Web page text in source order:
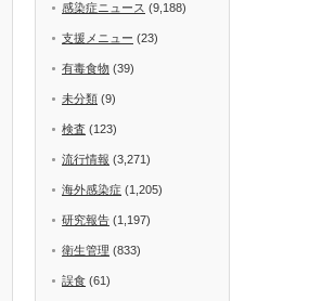
感染症ニュース (9,188)
支援メニュー (23)
有毒食物 (39)
未分類 (9)
検査 (123)
流行情報 (3,271)
海外感染症 (1,205)
研究報告 (1,197)
衛生管理 (833)
誤食 (61)